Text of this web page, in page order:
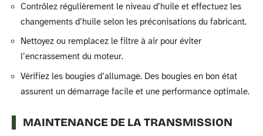
Contrôlez régulièrement le niveau d’huile et effectuez les
changements d’huile selon les préconisations du fabricant.
Nettoyez ou remplacez le filtre à air pour éviter
l’encrassement du moteur.
Vérifiez les bougies d’allumage. Des bougies en bon état
assurent un démarrage facile et une performance optimale.
MAINTENANCE DE LA TRANSMISSION